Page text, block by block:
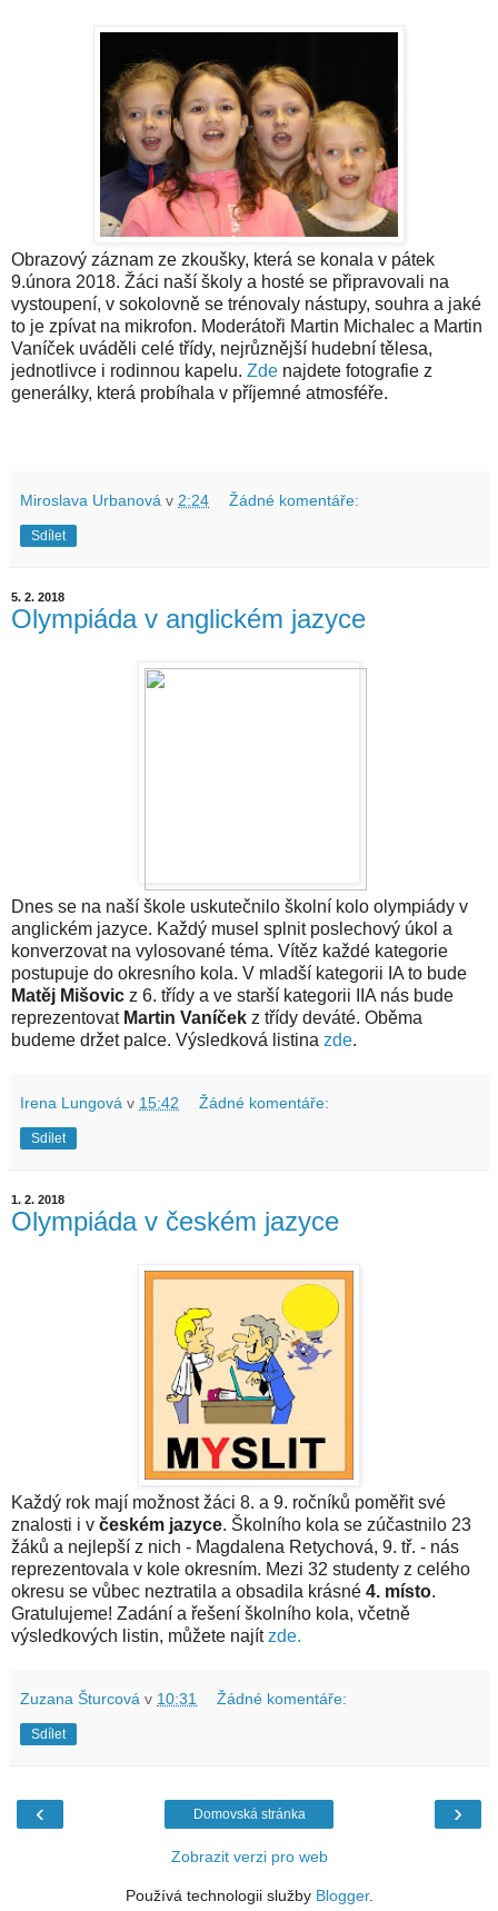
Obrazový záznam ze zkoušky, která se konala v pátek
9.února 2018. Žáci naší školy a hosté se připravovali na
vystoupení, v sokolovně se trénovaly nástupy, souhra a jaké
to je zpívat na mikrofon. Moderátoři Martin Michalec a Martin
Vaníček uváděli celé třídy, nejrůznější hudební tělesa,
jednotlivce i rodinnou kapelu. Zde najdete fotografie z
generálky, která probíhala v příjemné atmosféře.
Miroslava Urbanová v 2:24 Žádné komentáře:
Sdílet
5. 2. 2018
Olympiáda v anglickém jazyce
Dnes se na naší škole uskutečnilo školní kolo olympiády v
anglickém jazyce. Každý musel splnit poslechový úkol a
konverzovat na vylosované téma. Vítěz každé kategorie
postupuje do okresního kola. V mladší kategorii IA to bude
Matěj Mišovic z 6. třídy a ve starší kategorii IIA nás bude
reprezentovat Martin Vaníček z třídy deváté. Oběma
budeme držet palce. Výsledková listina zde.
Irena Lungová v 15:42 Žádné komentáře:
Sdílet
1. 2. 2018
Olympiáda v českém jazyce
Každý rok mají možnost žáci 8. a 9. ročníků poměřit své
znalosti i v českém jazyce. Školního kola se zúčastnilo 23
žáků a nejlepší z nich - Magdalena Retychová, 9. tř. - nás
reprezentovala v kole okresním. Mezi 32 studenty z celého
okresu se vůbec neztratila a obsadila krásné 4. místo.
Gratulujeme! Zadání a řešení školního kola, včetně
výsledkových listin, můžete najítzde.
Zuzana Šturcová v 10:31 Žádné komentáře:
Sdílet
‹ ›
Domovská stránka
Zobrazit verzi pro web
Používá technologii služby Blogger.